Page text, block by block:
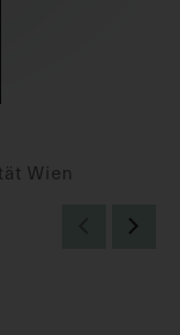
Wien